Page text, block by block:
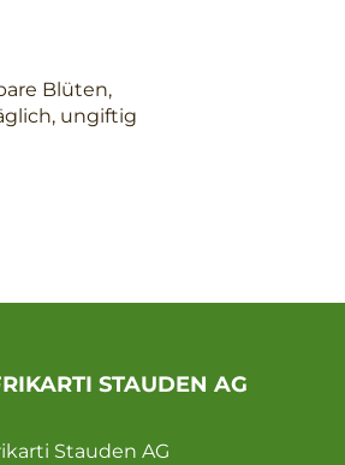
Blüten,
ungiftig
STAUDEN AG
Stauden AG